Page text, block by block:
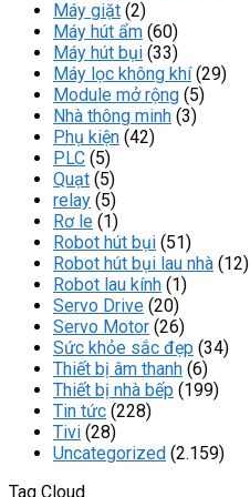
Máy giặt (2)
Máy hút ẩm (60)
Máy hút bụi (33)
Máy lọc không khí(29)
Module mở rộng (5)
Nhà thông minh (3)
Phụ kiện (42)
PLC (5)
Quạt (5)
relay (5)
Rơ le (1)
Robot hút bụi (51)
Robot hút bụi lau nhà (12)
Robot lau kính (1)
Servo Drive (20)
Servo Motor (26)
Sức khỏe sắc đẹp (34)
Thiết bị âm thanh (6)
Thiết bị nhà bếp (199)
Tin tức (228)
Tivi (28)
Uncategorized (2.159)
Tag Cloud